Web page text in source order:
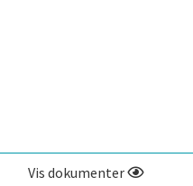
Vis dokumenter